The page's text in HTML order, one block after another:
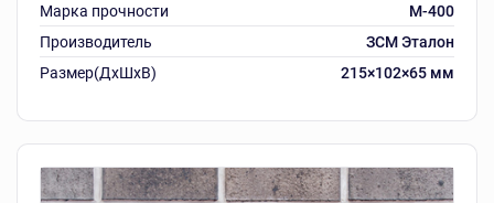
Марка прочности
М-400
Производитель
ЗСМ Эталон
Размер(ДхШхВ)
215×102×65 мм